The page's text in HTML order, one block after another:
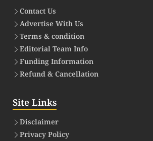
Contact Us
Advertise With Us
Terms & condition
Editorial Team Info
Funding Information
Refund & Cancellation
Site Links
Disclaimer
Privacy Policy